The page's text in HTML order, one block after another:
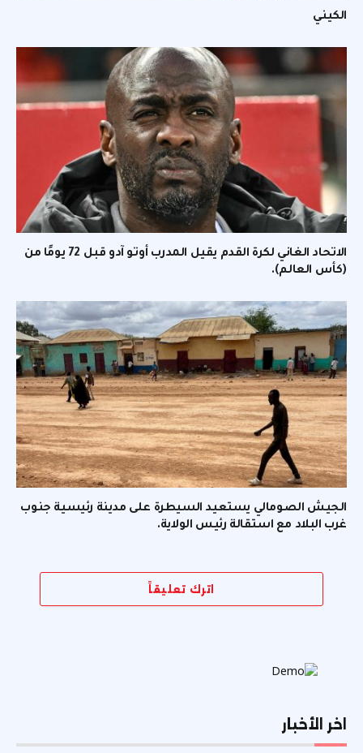
الكيني
الاتحاد الغاني لكرة القدم يقيل المدرب أوتو آدو قبل 72 يومًا من
(كأس العالم).
الجيش الصومالي يستعيد السيطرة على مدينة رئيسية جنوب
غرب البلاد مع استقالة رئيس الولاية.
اترك تعليقاً
اخر الأخبار